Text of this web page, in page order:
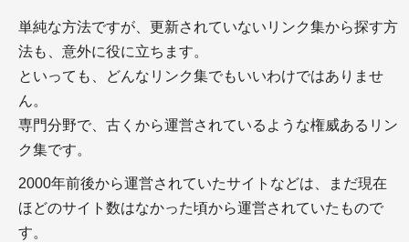
単純な方法ですが、更新されていないリンク集から探す方
法も、意外に役に立ちます。
といっても、どんなリンク集でもいいわけではありませ
ん。
専門分野で、古くから運営されているような権威あるリン
ク集です。
2000年前後から運営されていたサイトなどは、まだ現在
ほどのサイト数はなかった頃から運営されていたもので
す。